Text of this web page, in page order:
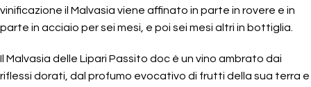
vinificazione il Malvasia viene affinato in parte in rovere e in
parte in acciaio per sei mesi, e poi sei mesi altri in bottiglia.
Il Malvasia delle Lipari Passito doc è un vino ambrato dai
riflessi dorati, dal profumo evocativo di frutti della sua terra e